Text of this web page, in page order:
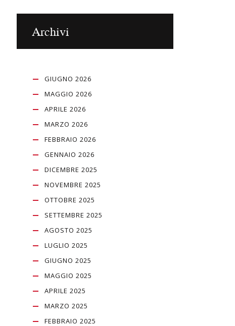
Archivi
GIUGNO 2026
MAGGIO 2026
APRILE 2026
MARZO 2026
FEBBRAIO 2026
GENNAIO 2026
DICEMBRE 2025
NOVEMBRE 2025
OTTOBRE 2025
SETTEMBRE 2025
AGOSTO 2025
LUGLIO 2025
GIUGNO 2025
MAGGIO 2025
APRILE 2025
MARZO 2025
FEBBRAIO 2025